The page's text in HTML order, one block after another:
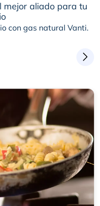
mejor aliado para tu
con gas natural Vanti.